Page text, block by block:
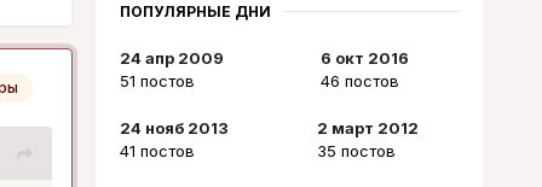
ПОПУЛЯРНЫЕ ДНИ
24 апр 2009
51 постов
6 окт 2016
46 постов
24 нояб 2013
41 постов
2 март 2012
35 постов